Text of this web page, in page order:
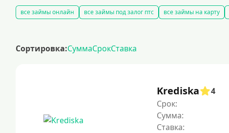
все займы онлайн все займы под залог птс все займы на карту
рефинансирование займов
калькулятор займов
Сортировка:СуммаСрокСтавка
Krediska
4
Срок:
Сумма:
Ставка: